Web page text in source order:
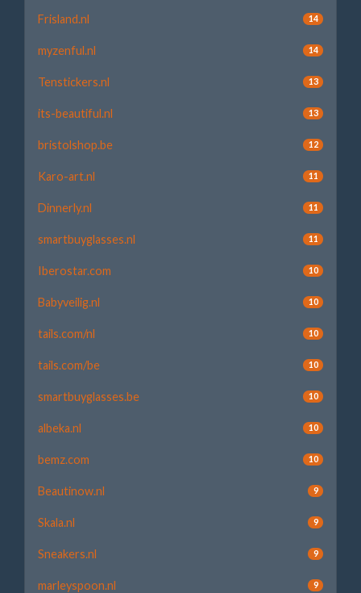
Frisland.nl 14
myzenful.nl 14
Tenstickers.nl 13
its-beautiful.nl 13
bristolshop.be 12
Karo-art.nl 11
Dinnerly.nl 11
smartbuyglasses.nl 11
Iberostar.com 10
Babyveilig.nl 10
tails.com/nl 10
tails.com/be 10
smartbuyglasses.be 10
albeka.nl 10
bemz.com 10
Beautinow.nl 9
Skala.nl 9
Sneakers.nl 9
marleyspoon.nl 9